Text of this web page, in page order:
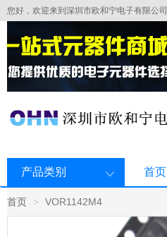
您好，欢迎来到深圳市欧和宁电子有限公司
产品类别 首页
首页 VOR1142M4